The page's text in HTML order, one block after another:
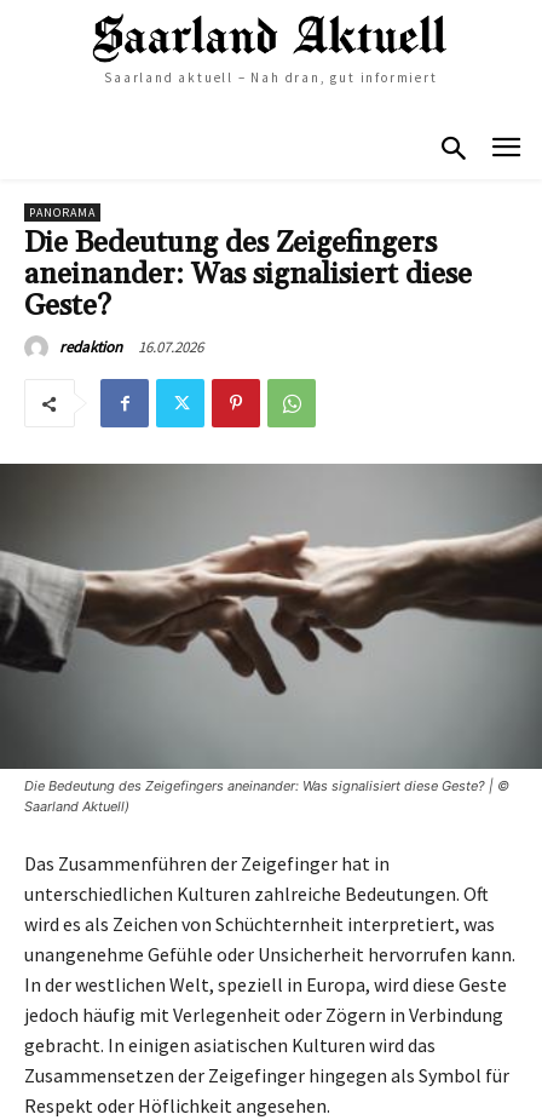
Saarland aktuell – Nah dran, gut informiert
PANORAMA
Die Bedeutung des Zeigefingers
aneinander: Was signalisiert diese
Geste?
redaktion 16.07.2026
Die Bedeutung des Zeigefingers aneinander: Was signalisiert diese Geste? | ©
Saarland Aktuell)
Das Zusammenführen der Zeigefinger hat in
unterschiedlichen Kulturen zahlreiche Bedeutungen. Oft
wird es als Zeichen von Schüchternheit interpretiert, was
unangenehme Gefühle oder Unsicherheit hervorrufen kann.
In der westlichen Welt, speziell in Europa, wird diese Geste
jedoch häufig mit Verlegenheit oder Zögern in Verbindung
gebracht. In einigen asiatischen Kulturen wird das
Zusammensetzen der Zeigefinger hingegen als Symbol für
Respekt oder Höflichkeit angesehen.